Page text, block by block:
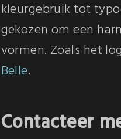
kleurgebruik tot
gekozen om een
vormen. Zoals het
Belle.
Contacteer